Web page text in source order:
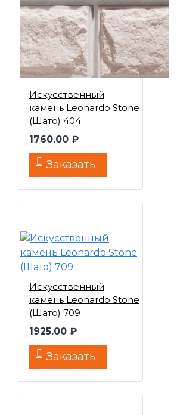
Искусственный
камень Leonardo Stone
(Шато) 404
1760.00 ₽
Заказать
Искусственный
камень Leonardo Stone
(Шато) 709
1925.00 ₽
Заказать